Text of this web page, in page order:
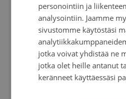
–Minulla on kova palo
tutkin yhdessä patologien
perusbiologiaa ja muitakin
rintasyöpää, mutta nykyisin
kohteeni on rintasyövän
hoitomuodoissa. Erityisesti
miten pystyttäisiin
personointiin ja
analysointiin. Jaamme
sivustomme käytöstäsi
jotka voivat yhdistää ne
jotka olet heille antanut
keränneet käyttäessäsi